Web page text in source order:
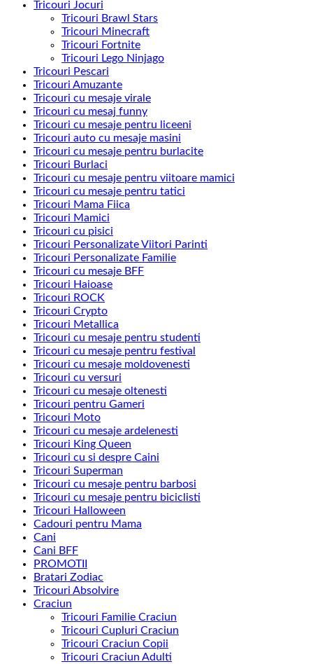
Tricouri Jocuri
Tricouri Brawl Stars
Tricouri Minecraft
Tricouri Fortnite
Tricouri Lego Ninjago
Tricouri Pescari
Tricouri Amuzante
Tricouri cu mesaje virale
Tricouri cu mesaj funny
Tricouri cu mesaje pentru liceeni
Tricouri auto cu mesaje masini
Tricouri cu mesaje pentru burlacite
Tricouri Burlaci
Tricouri cu mesaje pentru viitoare mamici
Tricouri cu mesaje pentru tatici
Tricouri Mama Fiica
Tricouri Mamici
Tricouri cu pisici
Tricouri Personalizate Viitori Parinti
Tricouri Personalizate Familie
Tricouri cu mesaje BFF
Tricouri Haioase
Tricouri ROCK
Tricouri Crypto
Tricouri Metallica
Tricouri cu mesaje pentru studenti
Tricouri cu mesaje pentru festival
Tricouri cu mesaje moldovenesti
Tricouri cu versuri
Tricouri cu mesaje oltenesti
Tricouri pentru Gameri
Tricouri Moto
Tricouri cu mesaje ardelenesti
Tricouri King Queen
Tricouri cu si despre Caini
Tricouri Superman
Tricouri cu mesaje pentru barbosi
Tricouri cu mesaje pentru biciclisti
Tricouri Halloween
Cadouri pentru Mama
Cani
Cani BFF
PROMOTII
Bratari Zodiac
Tricouri Absolvire
Craciun
Tricouri Familie Craciun
Tricouri Cupluri Craciun
Tricouri Craciun Copii
Tricouri Craciun Adulti